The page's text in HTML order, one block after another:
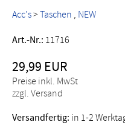
Acc's> Taschen NEW
Art.-Nr.: 11716
29,99 EUR
Preise inkl. MwSt
zzgl. Versand
Versandfertig: in 1-2